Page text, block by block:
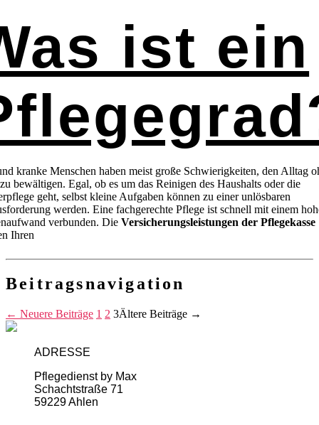
ist ein
kranke Menschen haben meist große Schwierigkeiten, den Alltag
bewältigen. Egal, ob es um das Reinigen des Haushalts oder die
geht, selbst kleine Aufgaben können zu einer unlösbaren
werden. Eine fachgerechte Pflege ist schnell mit einem
verbunden. Die Versicherungsleistungen der Pflegekasse
Ihren
Beitragsnavigation
← Neuere Beiträge 1 2 3Ältere Beiträge →
ADRESSE
Pflegedienst by Max
Schachtstraße 71
59229 Ahlen